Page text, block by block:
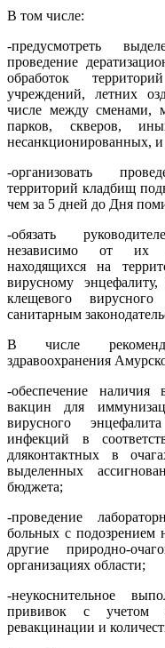
В том числе:
-предусмотреть
проведение
обработок
учреждений, летних
числе между сменами,
парков, скверов,
несанкционированных, и
-организовать
территорий кладбищ
чем за 5 дней до Дня
-обязать
независимо от их
находящихся на
вирусному
клещевого
санитарным
В числе
здравоохранения
-обеспечение наличия
вакцин для
вирусного
инфекций в
дляконтактных в
выделенных
бюджета;
-проведение
больных с подозрением
другие природно-
организациях области;
-неукоснительное
прививок с учетом
ревакцинации и